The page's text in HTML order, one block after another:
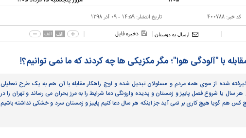
کد خبر:۴۰۰۷۸۸ تاریخ انتشار:۱۴:۵۹ - ۰۹ آذر ۱۳۹۸
ارسال به دوستان ذخیره فایل الف الف
با "آلودگی هوا"؛ مگر مکزیکی ها چه کردند که ما نمی توانیم؟!
شده از سوی همه مردم و مسئولان تبدیل شده و اوج راهکار مقابله با آن هم به یک طرح تعطیلی
یا شروع فصل پاییز و زمستان و پدیده وارونگی دما شرایط را به مرز بحران می رساند و تهران را در
هم گویا هیچ کاری بر نمی آید جز اینکه هر سال دعا کنیم پاییز و زمستان سرد و خشکی نداشته باشیم